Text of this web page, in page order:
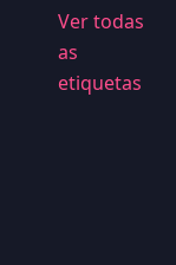
Ver todas
as
etiquetas